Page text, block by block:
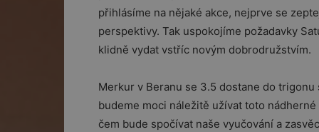
přihlásíme na nějaké akce, nejprve se
perspektivy. Tak uspokojíme požadavky
klidně vydat vstříc novým dobrodružstvím.
Merkur v Beranu se 3.5 dostane do
budeme moci náležitě užívat toto
čem bude spočívat naše vyučování a